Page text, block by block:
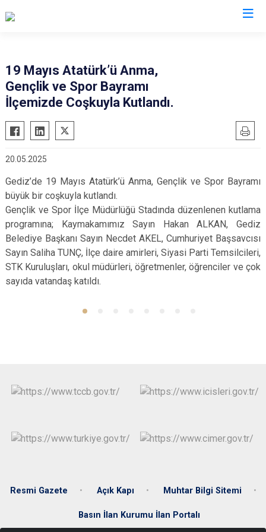
Altıntaş
Aslanapa
Çavdarhisar
Emet
Gediz
Tavşanlı
19 Mayıs Atatürk’ü Anma,
Gençlik ve Spor Bayramı
İlçemizde Coşkuyla Kutlandı.
20.05.2025
Gediz’de 19 Mayıs Atatürk’ü Anma, Gençlik ve Spor Bayramı
büyük bir coşkuyla kutlandı.
Gençlik ve Spor İlçe Müdürlüğü Stadında düzenlenen kutlama
programına; Kaymakamımız Sayın Hakan ALKAN, Gediz
Belediye Başkanı Sayın Necdet AKEL, Cumhuriyet Başsavcısı
Sayın Saliha TUNÇ, İlçe daire amirleri, Siyasi Parti Temsilcileri,
STK Kuruluşları, okul müdürleri, öğretmenler, öğrenciler ve çok
sayıda vatandaş katıldı.
Resmi Gazete Açık Kapı Muhtar Bilgi Sitemi
Basın İlan Kurumu İlan Portalı